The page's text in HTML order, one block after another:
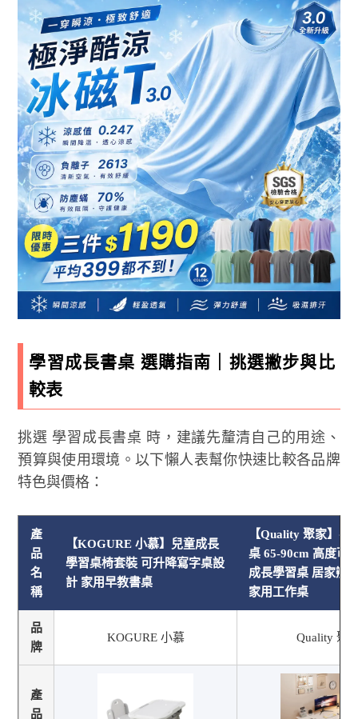
學習成長書桌 選購指南｜挑選撇步與比
較表
挑選 學習成長書桌 時，建議先釐清自己的用途、
預算與使用環境。以下懶人表幫你快速比較各品牌
特色與價格：
產
品
名
稱
【KOGURE 小慕】兒童成長
學習桌椅套裝 可升降寫字桌設
計 家用早教書桌
【Quality 聚家】手
桌 65-90cm 高度可
成長學習桌 居家辦
家用工作桌
品
牌
KOGURE 小慕 Quality 聚
產
品